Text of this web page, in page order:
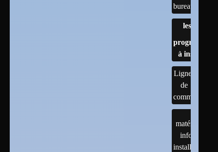
bureaux
les
programmes
à installer
Lignes
de
commandes
matériels :
infos et
installations